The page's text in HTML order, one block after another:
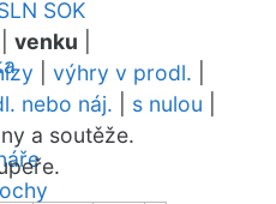
SOK
venku
výhry v prodl.
nebo náj. s nulou
a soutěže.